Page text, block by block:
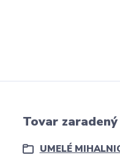
Tovar
UMELÉ